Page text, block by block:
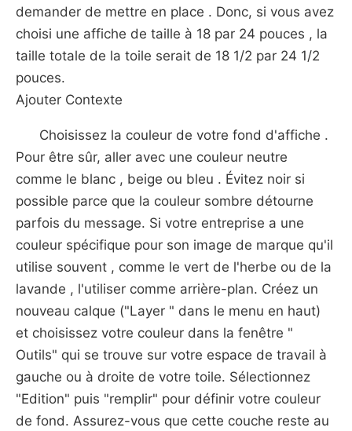
demander de mettre en place . Donc, si vous avez
choisi une affiche de taille à 18 par 24 pouces , la
taille totale de la toile serait de 18 1/2 par 24 1/2
pouces.
Ajouter Contexte
Choisissez la couleur de votre fond d'affiche .
Pour être sûr, aller avec une couleur neutre
comme le blanc , beige ou bleu . Évitez noir si
possible parce que la couleur sombre détourne
parfois du message. Si votre entreprise a une
couleur spécifique pour son image de marque qu'il
utilise souvent , comme le vert de l'herbe ou de la
lavande , l'utiliser comme arrière-plan. Créez un
nouveau calque ("Layer " dans le menu en haut)
et choisissez votre couleur dans la fenêtre "
Outils" qui se trouve sur votre espace de travail à
gauche ou à droite de votre toile. Sélectionnez
"Edition" puis "remplir" pour définir votre couleur
de fond. Assurez-vous que cette couche reste au